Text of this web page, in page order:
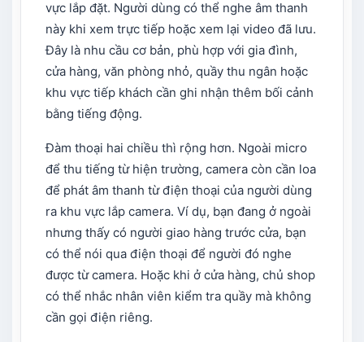
vực lắp đặt. Người dùng có thể nghe âm thanh
này khi xem trực tiếp hoặc xem lại video đã lưu.
Đây là nhu cầu cơ bản, phù hợp với gia đình,
cửa hàng, văn phòng nhỏ, quầy thu ngân hoặc
khu vực tiếp khách cần ghi nhận thêm bối cảnh
bằng tiếng động.
Đàm thoại hai chiều thì rộng hơn. Ngoài micro
để thu tiếng từ hiện trường, camera còn cần loa
để phát âm thanh từ điện thoại của người dùng
ra khu vực lắp camera. Ví dụ, bạn đang ở ngoài
nhưng thấy có người giao hàng trước cửa, bạn
có thể nói qua điện thoại để người đó nghe
được từ camera. Hoặc khi ở cửa hàng, chủ shop
có thể nhắc nhân viên kiểm tra quầy mà không
cần gọi điện riêng.